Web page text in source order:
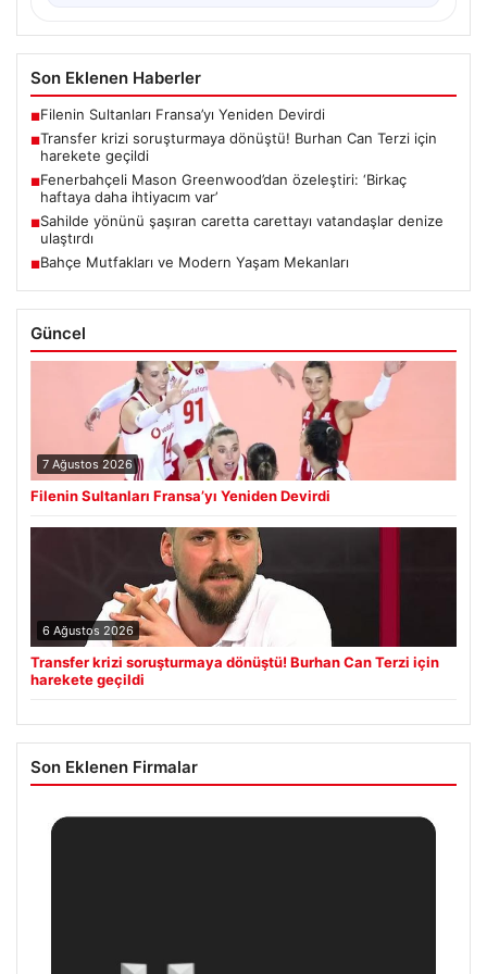
Son Eklenen Haberler
■Filenin Sultanları Fransa’yı Yeniden Devirdi
■Transfer krizi soruşturmaya dönüştü! Burhan Can Terzi için
harekete geçildi
■Fenerbahçeli Mason Greenwood’dan özeleştiri: ‘Birkaç
haftaya daha ihtiyacım var’
■Sahilde yönünü şaşıran caretta carettayı vatandaşlar denize
ulaştırdı
■Bahçe Mutfakları ve Modern Yaşam Mekanları
Güncel
7 Ağustos 2026
Filenin Sultanları Fransa’yı Yeniden Devirdi
6 Ağustos 2026
Transfer krizi soruşturmaya dönüştü! Burhan Can Terzi için
harekete geçildi
Son Eklenen Firmalar